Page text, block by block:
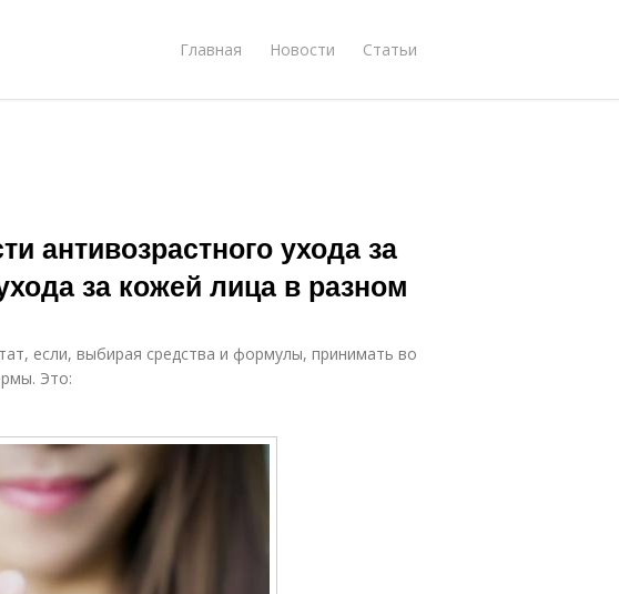
Главная Новости Статьи
антивозрастного ухода за
за кожей лица в разном
если, выбирая средства и формулы, принимать во
Это: